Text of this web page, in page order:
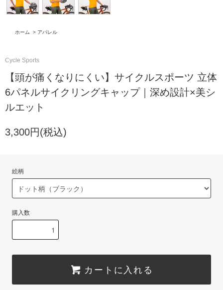
ホーム > アパレル
Cycle Sports
【頭が痛くなりにくい】サイクルスポーツ 立体
6パネルサイクリングキャップ｜深め設計×美シ
ルエット
3,300円(税込)
絵柄
購入数
カートに入れる